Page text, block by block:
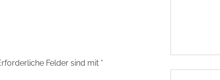
Felder sind mit *